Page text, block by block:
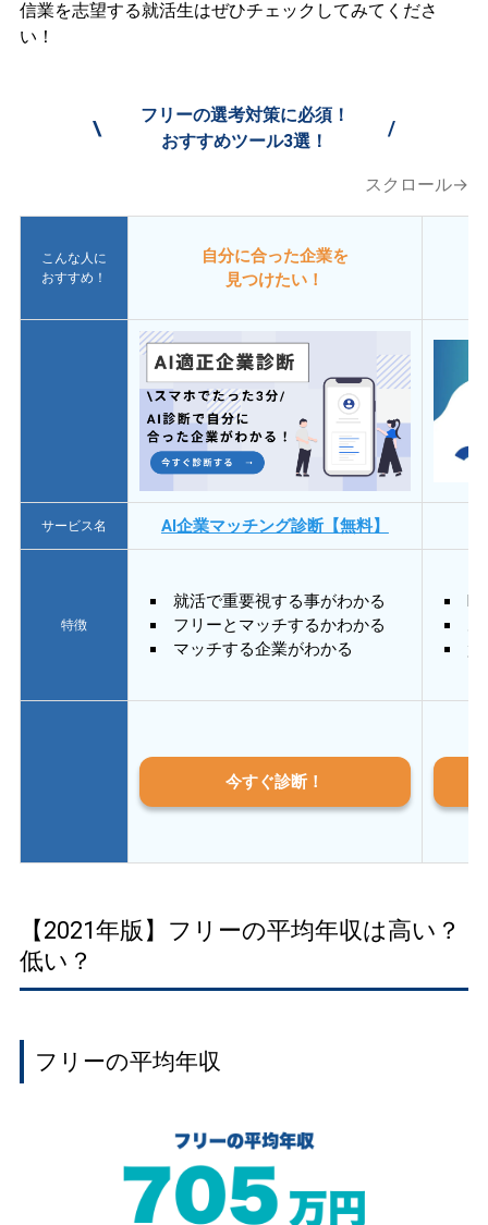
信業を志望する就活生はぜひチェックしてみてくださ
い！
\
フリーの選考対策に必須！
おすすめツール3選！
/
スクロール→
こんな人に
おすすめ！
自分に合った企業を
見つけたい！
サービス名 AI企業マッチング診断【無料】
特徴
就活で重要視する事がわかる
フリーとマッチするかわかる
マッチする企業がわかる
質
今すぐ診断！
【2021年版】フリーの平均年収は高い？
低い？
フリーの平均年収